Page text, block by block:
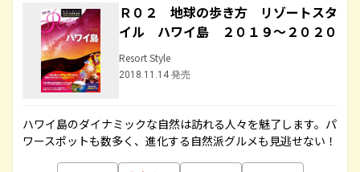
Ｒ０２ 地球の歩き方 リゾートスタ
イル ハワイ島 ２０１９～２０２０
Resort Style
2018.11.14 発売
ハワイ島のダイナミックな自然は訪れる人々を魅了します。パ
ワースポットも数多く、進化する自然派グルメも見逃せない！